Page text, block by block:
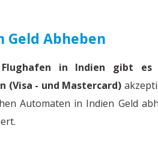
Geld Abheben
in Indien gibt es
(Visa - und Mastercard)
Automaten in Indien Geld